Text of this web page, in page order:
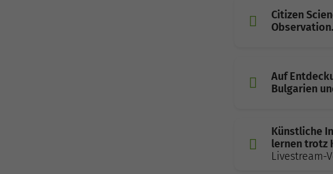
Citizen
Auf
Bulgarien
Künstliche
lernen trotz
Livestream-